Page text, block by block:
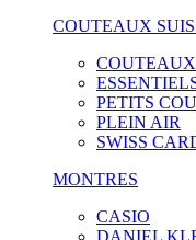
COUTEAUX
PETITS
PLEIN AIR
SWISS
MONTRES
CASIO
DANIEL